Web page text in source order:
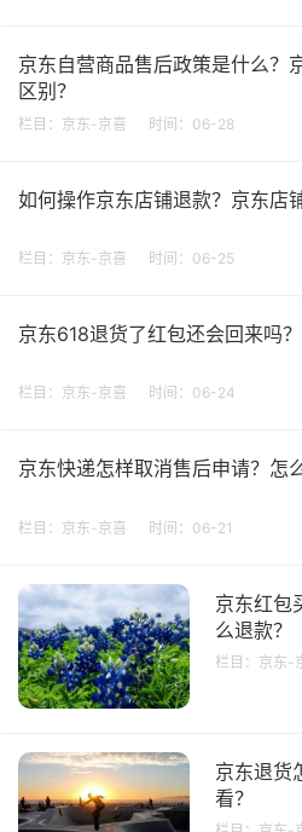
京东自营商品售后政策是什么？
区别？
栏目： 京东-京喜 时间：06-28
如何操作京东店铺退款？京东店
栏目： 京东-京喜 时间：06-25
京东618退货了红包还会回来吗
栏目： 京东-京喜 时间：06-24
京东快递怎样取消售后申请？怎
栏目： 京东-京喜 时间：06-21
京东红包
么退款？
栏目： 京东-
京东退货
看？